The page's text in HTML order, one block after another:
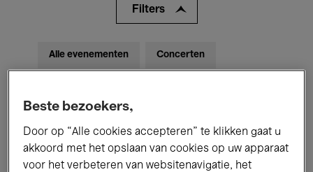
Filters
Alle evenementen Concerten
Jazz Klassieke Muziek Global Music
Beste bezoekers,
Door op “Alle cookies accepteren” te klikken gaat u
akkoord met het opslaan van cookies op uw apparaat
voor het verbeteren van websitenavigatie, het